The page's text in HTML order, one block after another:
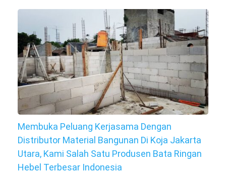
Membuka Peluang Kerjasama Dengan
Distributor Material Bangunan Di Koja Jakarta
Utara, Kami Salah Satu Produsen Bata Ringan
Hebel Terbesar Indonesia